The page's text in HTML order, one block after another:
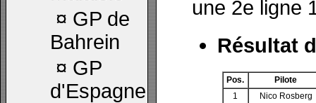
¤ GP de
Bahrein
¤ GP
d'Espagne
une 2e ligne
Résultat
Pos.
Pilote
1
Nico Rosberg